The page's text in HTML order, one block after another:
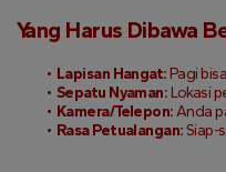
Yang Harus Dibawa
Lapisan Hangat: Pagi
Sepatu Nyaman: Lokasi
Kamera/Telepon: Anda
Rasa Petualangan: Siap-